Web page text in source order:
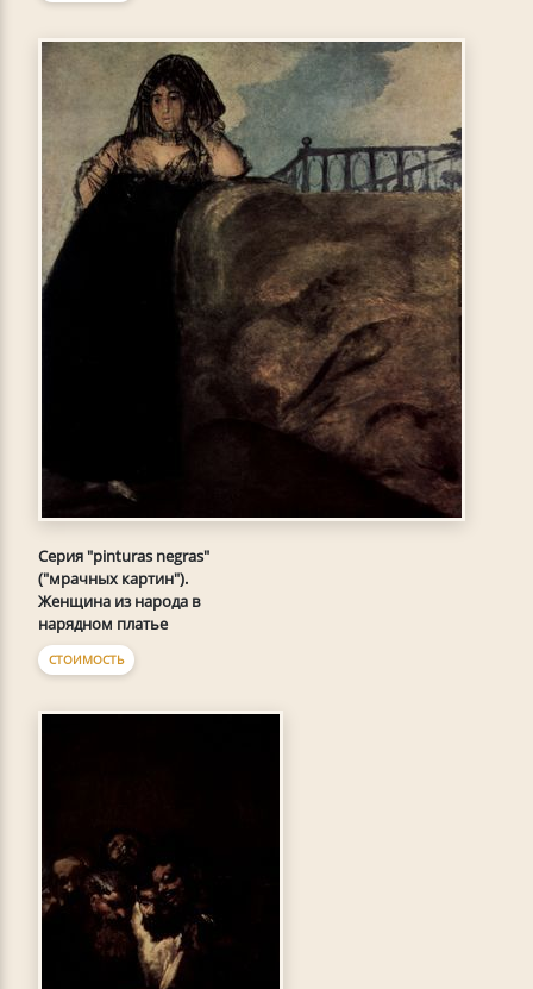
Серия "pinturas negras"
("мрачных картин").
Женщина из народа в
нарядном платье
СТОИМОСТЬ